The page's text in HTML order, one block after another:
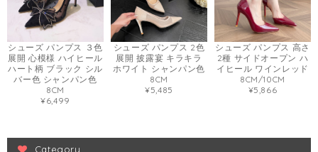
シューズ パンプス ３色
展開 心模様 ハイヒール
ハート柄 ブラック シル
バー色 シャンパン色
8CM
¥6,499
シューズ パンプス 2色
展開 披露宴 キラキラ
ホワイト シャンパン色
8CM
¥5,485
シューズ パンプス 高さ
2種 サイドオープン ハ
イヒール ワインレッド
8CM/10CM
¥5,866
Category